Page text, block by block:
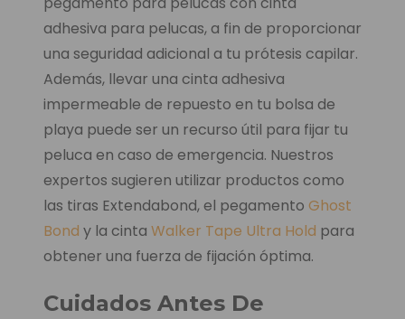
adhesiva para pelucas, a fin de proporcionar
una seguridad adicional a tu prótesis capilar.
Además, llevar una cinta adhesiva
impermeable de repuesto en tu bolsa de
playa puede ser un recurso útil para fijar tu
peluca en caso de emergencia. Nuestros
expertos sugieren utilizar productos como
las tiras Extendabond, el pegamento Ghost
Bond y la cinta Walker Tape Ultra Hold para
obtener una fuerza de fijación óptima.
Cuidados Antes De